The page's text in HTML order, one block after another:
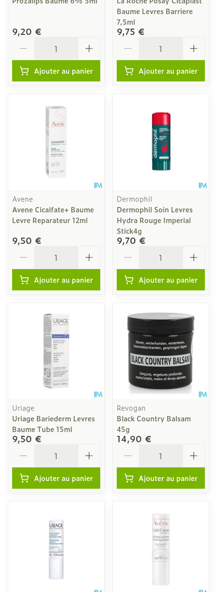
9,20 €
Ajouter au panier
Baume Levres Barriere
7,5ml
9,75 €
Ajouter au panier
Avene
Avene Cicalfate+ Baume
Levre Reparateur 12ml
9,50 €
Ajouter au panier
Dermophil
Dermophil Soin Levres
Hydra Rouge Imperial
Stick4g
9,70 €
Ajouter au panier
Uriage
Uriage Bariederm Levres
Baume Tube 15ml
9,50 €
Ajouter au panier
Revogan
Black Country Balsam
45g
14,90 €
Ajouter au panier